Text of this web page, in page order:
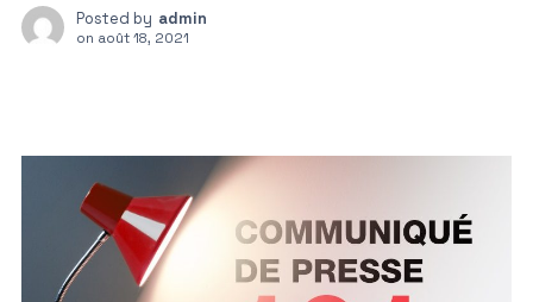
Posted by admin
on août 18, 2021